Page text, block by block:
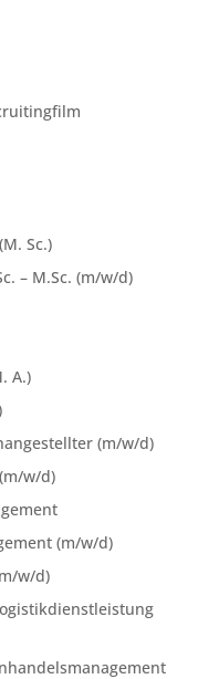
Sc.)
– M.Sc. (m/w/d)
A.)
(m/w/d)
w/d)
(m/w/d)
w/d)